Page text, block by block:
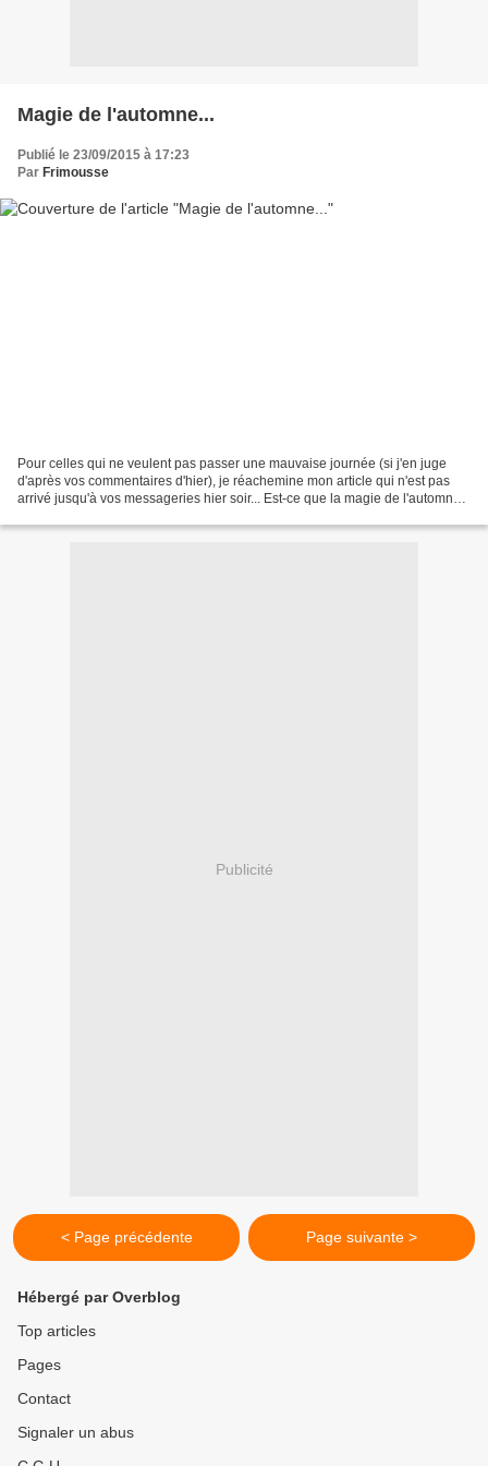
Magie de l'automne...
Publié le 23/09/2015 à 17:23
Par Frimousse
Pour celles qui ne veulent pas passer une mauvaise journée (si j'en juge
d'après vos commentaires d'hier), je réachemine mon article qui n'est pas
arrivé jusqu'à vos messageries hier soir... Est-ce que la magie de l'automne
Publicité
< Page précédente Page suivante >
Hébergé par Overblog
Top articles
Pages
Contact
Signaler un abus